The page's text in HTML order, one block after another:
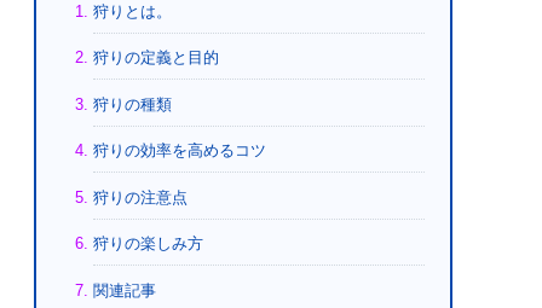
狩りとは。
狩りの定義と目的
狩りの種類
狩りの効率を高めるコツ
狩りの注意点
狩りの楽しみ方
関連記事